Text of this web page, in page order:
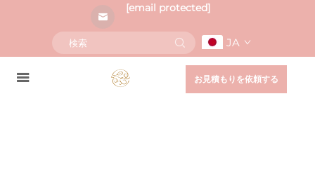
[email protected]
JA
お見積もりを依頼する